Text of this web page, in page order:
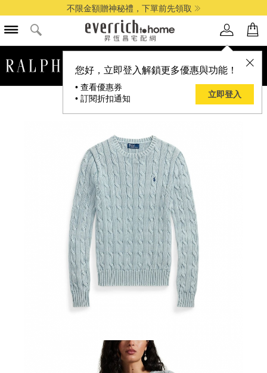
不限金額贈神秘禮，下單前先領取
您好，立即登入解鎖更多優惠與功能！
• 查看優惠券
• 訂閱折扣通知
立即登入
品牌選單